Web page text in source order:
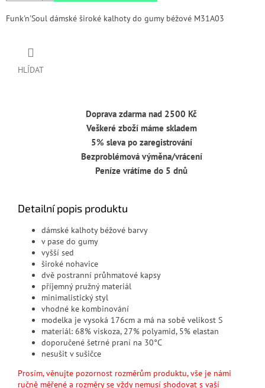
Funk'n'Soul dámské široké kalhoty do gumy béžové M31A03
HLÍDAT
Doprava zdarma nad 2500 Kč
Veškeré zboží máme skladem
5% sleva po zaregistrování
Bezproblémová výměna/vrácení
Peníze vrátíme do 5 dnů
Detailní popis produktu
dámské kalhoty béžové barvy
v pase do gumy
vyšší sed
široké nohavice
dvě postranní průhmatové kapsy
příjemný pružný materiál
minimalistický styl
vhodné ke kombinování
modelka je vysoká 176cm a má na sobě velikost S
materiál: 68% viskoza, 27% polyamid, 5% elastan
doporučené šetrné praní na 30°C
nesušit v sušičce
Prosím, věnujte pozornost rozměrům produktu, vše je námi
ručně měřené a rozměry se vždy nemusí shodovat s vaší